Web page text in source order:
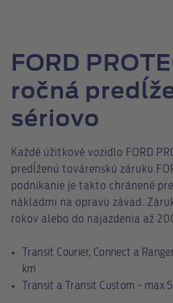
FORD
ročná
sériovo
Každé úžitkové vozidlo FORD
predĺženú továrenskú záruku
podnikanie je takto chránené
nákladmi na opravu závad.
rokov alebo do najazdenia až
Transit Courier, Connect a
km
Transit a Transit Custom - max